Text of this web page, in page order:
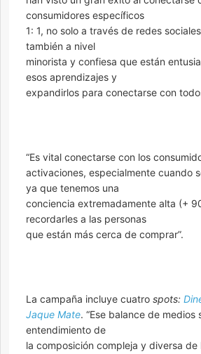
consumidores específicos
1: 1, no solo a través de redes
también a nivel
minorista y confiesa que están
esos aprendizajes y
expandirlos para conectarse con
“Es vital conectarse con los
activaciones, especialmente cuando
ya que tenemos una
conciencia extremadamente alta (+
recordarles a las personas
que están más cerca de comprar”.
La campaña incluye cuatro spots:
Jaque Mate. “Ese balance de medios
entendimiento de
la composición compleja y diversa de